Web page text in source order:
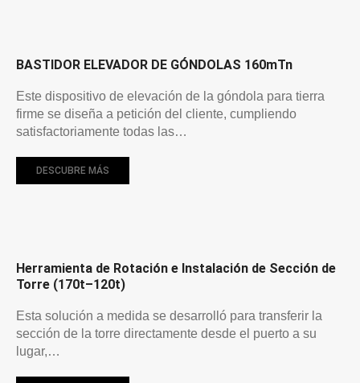
BASTIDOR ELEVADOR DE GÓNDOLAS 160mTn
Este dispositivo de elevación de la góndola para tierra
firme se diseña a petición del cliente, cumpliendo
satisfactoriamente todas las…
DESCUBRE MÁS
Herramienta de Rotación e Instalación de Sección de
Torre (170t–120t)
Esta solución a medida se desarrolló para transferir la
sección de la torre directamente desde el puerto a su
lugar,…